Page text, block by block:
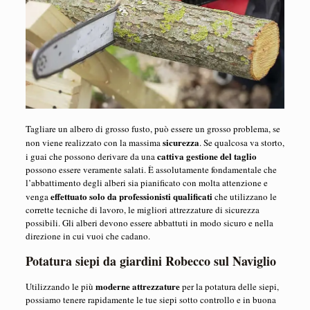
Tagliare un albero di grosso fusto, può essere un grosso problema, se
non viene realizzato con la massimasicurezza. Se qualcosa va storto,
i guai che possono derivare da unacattiva gestione del taglio
possono essere veramente salati. È assolutamente fondamentale che
l’abbattimento degli alberi sia pianificato con molta attenzione e
vengaeffettuato solo da professionisti qualificatiche utilizzano le
corrette tecniche di lavoro, le migliori attrezzature di sicurezza
possibili. Gli alberi devono essere abbattuti in modo sicuro e nella
direzione in cui vuoi che cadano.
Potatura siepi da giardini Robecco sul Naviglio
Utilizzando le più moderne attrezzatureper la potatura delle siepi,
possiamo tenere rapidamente le tue siepi sotto controllo e in buona